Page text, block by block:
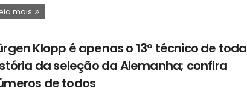
mais
Klopp é apenas o 13º técnico de toda
da seleção da Alemanha; confira
de todos